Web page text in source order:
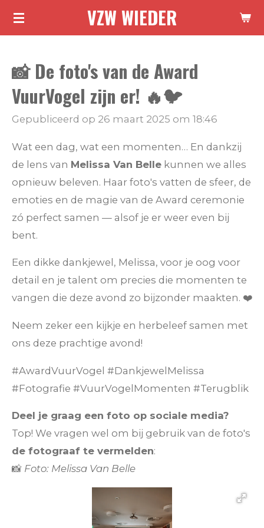
Ga
de
VZW WIEDER
📸 De foto's van de Award
VuurVogel zijn er! 🔥🐦
Gepubliceerd op 26 maart 2025 om 18:46
Wat een dag, wat een momenten… En dankzij
de lens van Melissa Van Belle kunnen we alles
opnieuw beleven. Haar foto's vatten de sfeer, de
emoties en de magie van de Award ceremonie
zó perfect samen — alsof je er weer even bij
bent.
Een dikke dankjewel, Melissa, voor je oog voor
detail en je talent om precies die momenten te
vangen die deze avond zo bijzonder maakten. ❤️
Neem zeker een kijkje en herbeleef samen met
ons deze prachtige avond!
#AwardVuurVogel #DankjewelMelissa
#Fotografie #VuurVogelMomenten #Terugblik
Deel je graag een foto op sociale media?
Top! We vragen wel om bij gebruik van de foto's
de fotograaf te vermelden:
📸 Foto: Melissa Van Belle